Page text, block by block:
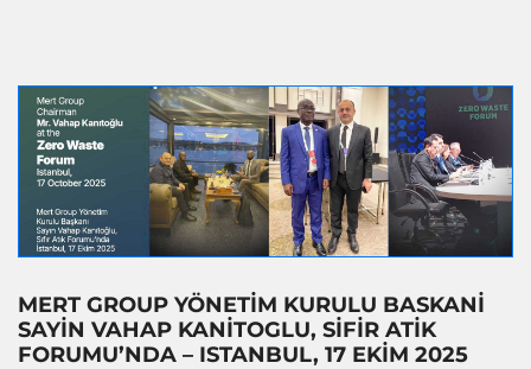
MERT GROUP YÖNETIM KURULU BASKANI
SAYIN VAHAP KANITOGLU, SIFIR ATIK
FORUMU’NDA – ISTANBUL, 17 EKIM 2025